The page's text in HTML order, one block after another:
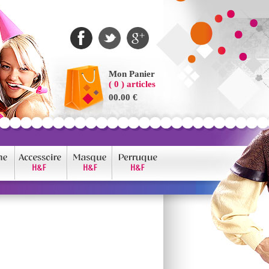
Mon Panier
( 0 ) articles
00.00 €